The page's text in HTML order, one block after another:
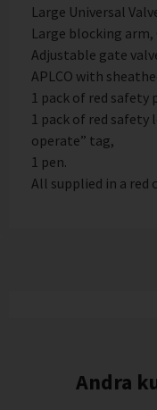
Large Universal
Large blocking
Adjustable gate
APLCO with
1 pack of red safety
1 pack of red
operate” tag,
1 pen.
All supplied in a red
Andra